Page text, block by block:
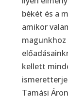
békét és a
amikor
kellett
Tamási